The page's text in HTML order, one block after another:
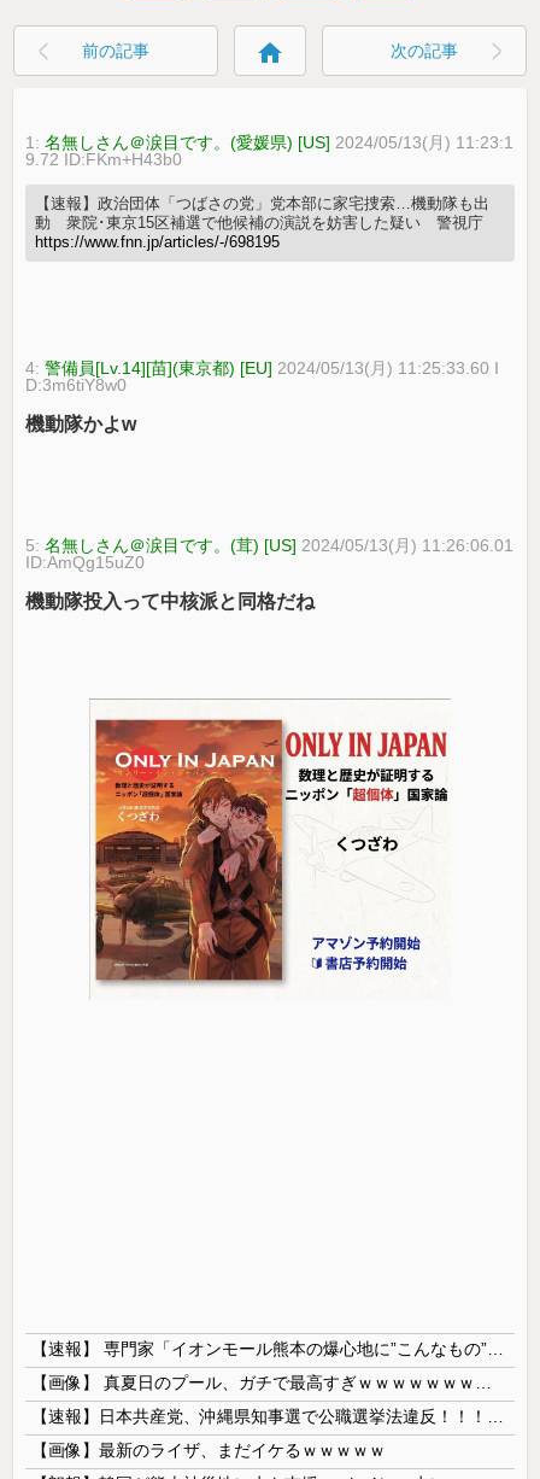
前の記事 home 次の記事
1:名無しさん＠涙目です。(愛媛県) [US] 2024/05/13(月) 11:23:1
9.72 ID:FKm+H43b0
【速報】政治団体「つばさの党」党本部に家宅捜索…機動隊も出
動 衆院･東京15区補選で他候補の演説を妨害した疑い 警視庁
https://www.fnn.jp/articles/-/698195
4:警備員[Lv.14][苗](東京都) [EU] 2024/05/13(月) 11:25:33.60 I
D:3m6tiY8w0
機動隊かよw
5:名無しさん＠涙目です。(茸) [US] 2024/05/13(月) 11:26:06.01
ID:AmQg15uZ0
機動隊投入って中核派と同格だね
【画像】最新のライザ、まだイケるｗｗｗｗｗ